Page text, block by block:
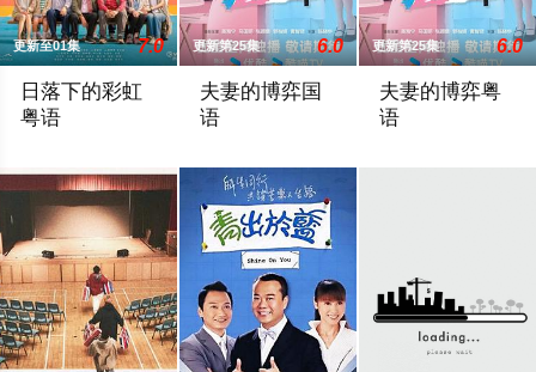
更新至01集 7.0
日落下的彩虹
粤语
更新第25集 6.0
夫妻的博弈国
语
更新第25集 6.0
夫妻的博弈粤
语